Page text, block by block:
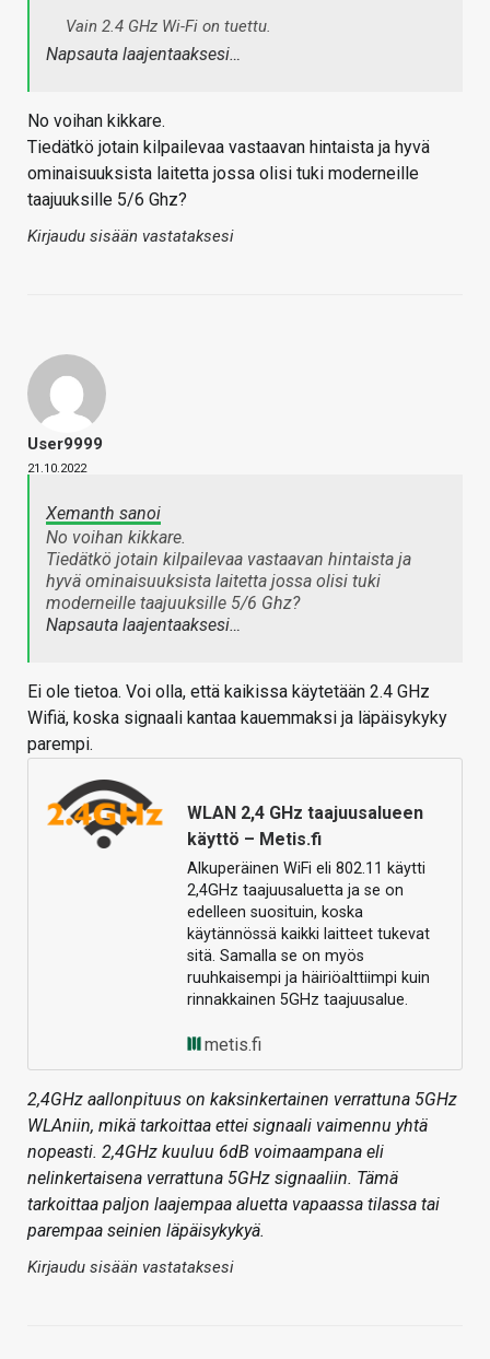
Vain 2.4 GHz Wi-Fi on tuettu.
Napsauta laajentaaksesi…
No voihan kikkare.
Tiedätkö jotain kilpailevaa vastaavan hintaista ja hyvä
ominaisuuksista laitetta jossa olisi tuki moderneille
taajuuksille 5/6 Ghz?
Kirjaudu sisään vastataksesi
User9999
21.10.2022
Xemanth sanoi
No voihan kikkare.
Tiedätkö jotain kilpailevaa vastaavan hintaista ja
hyvä ominaisuuksista laitetta jossa olisi tuki
moderneille taajuuksille 5/6 Ghz?
Napsauta laajentaaksesi…
Ei ole tietoa. Voi olla, että kaikissa käytetään 2.4 GHz
Wifiä, koska signaali kantaa kauemmaksi ja läpäisykyky
parempi.
WLAN 2,4 GHz taajuusalueen
käyttö – Metis.fi
Alkuperäinen WiFi eli 802.11 käytti
2,4GHz taajuusaluetta ja se on
edelleen suosituin, koska
käytännössä kaikki laitteet tukevat
sitä. Samalla se on myös
ruuhkaisempi ja häiriöalttiimpi kuin
rinnakkainen 5GHz taajuusalue.
metis.fi
2,4GHz aallonpituus on kaksinkertainen verrattuna 5GHz
WLAniin, mikä tarkoittaa ettei signaali vaimennu yhtä
nopeasti. 2,4GHz kuuluu 6dB voimaampana eli
nelinkertaisena verrattuna 5GHz signaaliin. Tämä
tarkoittaa paljon laajempaa aluetta vapaassa tilassa tai
parempaa seinien läpäisykykyä.
Kirjaudu sisään vastataksesi